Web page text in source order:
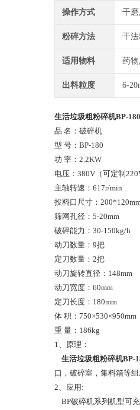
操作方式 干
粉碎方法 干
适用物料 药
出料粒度 6-
生活垃圾粗粉碎机BP-180
品 名：破碎机
型 号：BP-180
功 率：2.2KW
电压：380V（可定制
主轴转速：617r/min
投料口尺寸：
筛网孔径：5-20mm
破碎能力：30-150kg/h
动刀数量：9把
定刀数量：2把
动刀旋转直径：148mm
动刀宽度：60mm
定刀长度：180mm
体 积：750×530×950mm
重 量：186kg
1、原理：
生活垃圾粗粉碎机BP-
口，破碎室，集料箱等
2、应用:
BP破碎机系列机型可